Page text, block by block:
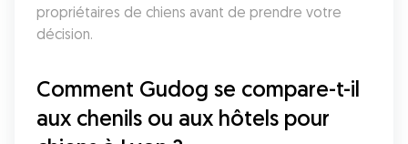
propriétaires de chiens avant de prendre votre
décision.
Comment Gudog se compare-t-il
aux chenils ou aux hôtels pour